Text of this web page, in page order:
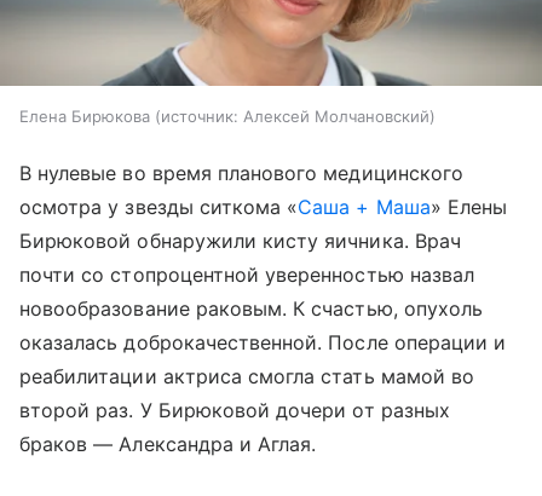
Елена Бирюкова источник: Алексей Молчановский
В нулевые во время планового медицинского
осмотра у звезды ситкома «Саша + Маша» Елены
Бирюковой обнаружили кисту яичника. Врач
почти со стопроцентной уверенностью назвал
новообразование раковым. К счастью, опухоль
оказалась доброкачественной. После операции и
реабилитации актриса смогла стать мамой во
второй раз. У Бирюковой дочери от разных
браков — Александра и Аглая.